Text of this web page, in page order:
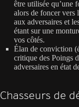
être utilisée qu’une
alors de foncer vers
aux adversaires et
étant sur une
vos côtés.
Élan de conviction
critique des Poings
adversaires en état
Chasseurs de